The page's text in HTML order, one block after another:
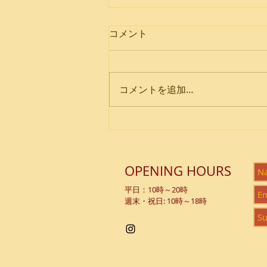
Summer Gathering 2026
コメント
コメントを追加…
OPENING HOURS
平日：10時～20時
週末・祝日: 10時～18時